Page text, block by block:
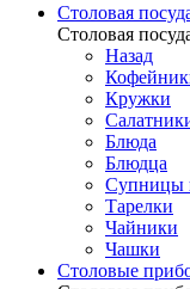
Столовая
Столовая
Назад
Кружки
Блюда
Блюдца
Супницы
Тарелки
Чайники
Чашки
Cтоловые